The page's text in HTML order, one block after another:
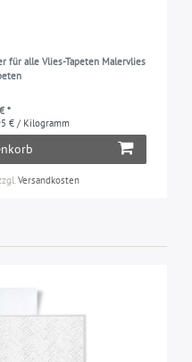
für alle Vlies-Tapeten Malervlies
*
€ / Kilogramm
Versandkosten